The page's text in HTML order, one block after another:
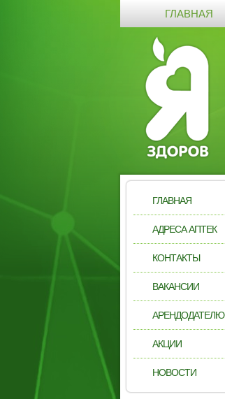
ГЛАВНАЯ
ГЛАВНАЯ
АДРЕСА АПТЕК
КОНТАКТЫ
ВАКАНСИИ
АРЕНДОДАТЕЛЮ
АКЦИИ
НОВОСТИ